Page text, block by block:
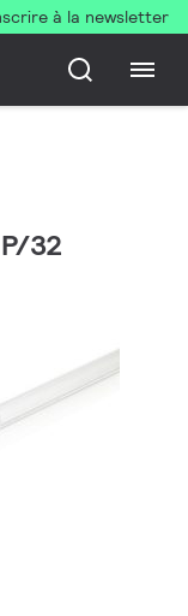
à la newsletter
32